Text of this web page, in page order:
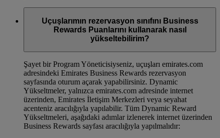
Uçuşlarımın rezervasyon sınıfını Business
Rewards Puanlarını kullanarak nasıl
yükseltebilirim?
Şayet bir Program Yöneticisiyseniz, uçuşları emirates.com
adresindeki Emirates Business Rewards rezervasyon
sayfasında oturum açarak yapabilirsiniz. Dynamic
Yükseltmeler, yalnızca emirates.com adresinde internet
üzerinden, Emirates İletişim Merkezleri veya seyahat
acenteniz aracılığıyla yapılabilir. Tüm Dynamic Reward
Yükseltmeleri, aşağıdaki adımlar izlenerek internet üzerinden
Business Rewards sayfası aracılığıyla yapılmalıdır: